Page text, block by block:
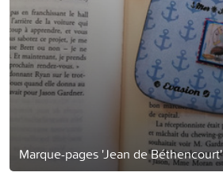
Marque-pages 'Jean de Béthencourt'